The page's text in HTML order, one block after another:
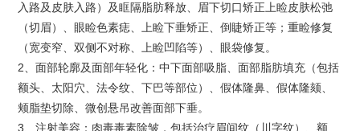
入路及皮肤入路）及眶隔脂肪释放、眉下切口矫正上睑皮肤松弛
（切眉）、眼睑色素痣、上睑下垂矫正、倒睫矫正等；重睑修复
（宽变窄、双侧不对称、上睑凹陷等）、眼袋修复。
2、面部轮廓及面部年轻化：中下面部吸脂、面部脂肪填充（包括
额头、太阳穴、法令纹、下巴等部位）、假体隆鼻、假体隆颏、
颊脂垫切除、微创悬吊改善面部下垂。
3、注射美容：肉毒毒素除皱，包括治疗眉间纹（川字纹）、额